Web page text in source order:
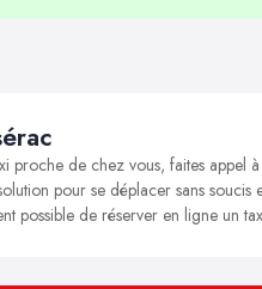
proche de chez vous, faites appel
pour se déplacer sans
possible de réserver en ligne un